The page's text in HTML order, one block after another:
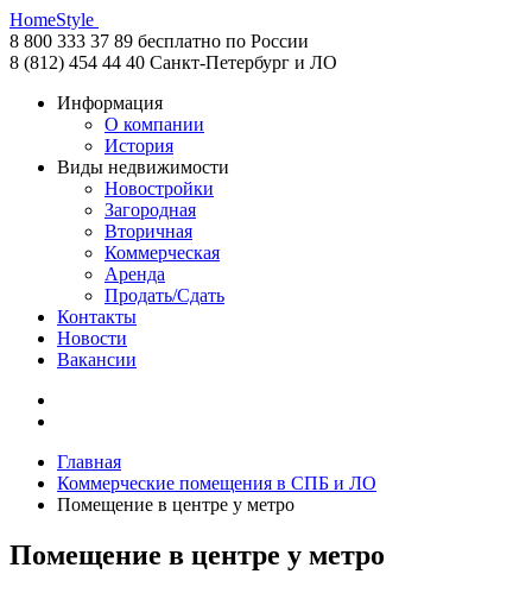
HomeStyle
8 800 333 37 89 бесплатно по России
8 (812) 454 44 40 Санкт-Петербург и ЛО
Информация
О компании
История
Виды недвижимости
Новостройки
Загородная
Вторичная
Коммерческая
Аренда
Продать/Сдать
Контакты
Новости
Вакансии
Главная
Коммерческие помещения в СПБ и ЛО
Помещение в центре у метро
Помещение в центре у метро